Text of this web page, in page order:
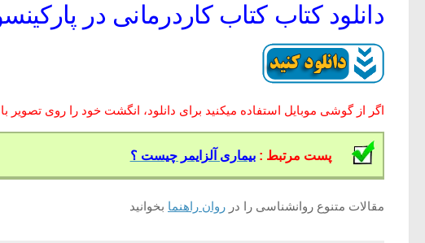
دانلود کتاب کتاب کاردرمانی در
اگر از گوشی موبایل استفاده میکنید برای دانلود، انگشت خود را روی تصویر
پست مرتبط :بیماری آلزایمر چیست ؟
مقالات متنوع روانشناسی را در روان راهنما بخوانید